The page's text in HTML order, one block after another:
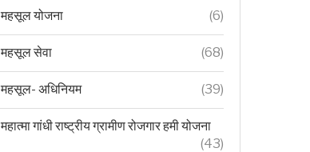
महसूल योजना (6)
महसूल सेवा (68)
महसूल- अधिनियम (39)
महात्मा गांधी राष्ट्रीय ग्रामीण रोजगार हमी योजना
(43)